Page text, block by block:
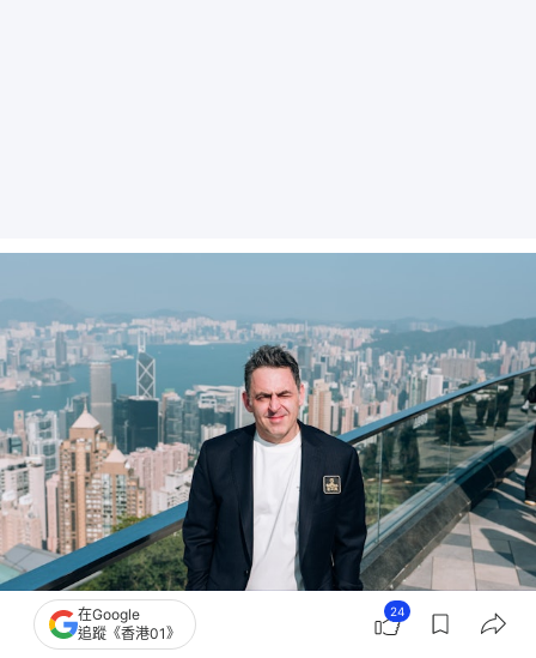
世界桌球大獎賽｜奧蘇利雲畀面出席傳媒日活動，與參賽球手一起上山頂參觀。
在Google
追蹤《香港01》
24